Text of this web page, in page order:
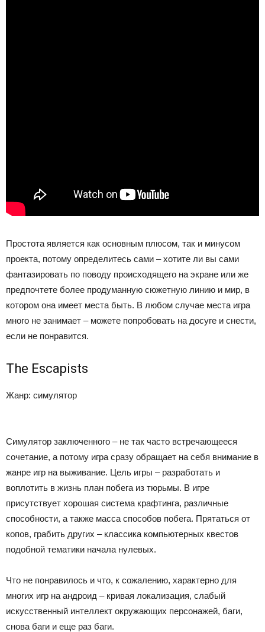
Простота является как основным плюсом, так и минусом
проекта, потому определитесь сами – хотите ли вы сами
фантазировать по поводу происходящего на экране или же
предпочтете более продуманную сюжетную линию и мир, в
котором она имеет места быть. В любом случае места игра
много не занимает – можете попробовать на досуге и снести,
если не понравится.
The Escapists
Жанр: симулятор
Симулятор заключенного – не так часто встречающееся
сочетание, а потому игра сразу обращает на себя внимание в
жанре игр на выживание. Цель игры – разработать и
воплотить в жизнь план побега из тюрьмы. В игре
присутствует хорошая система крафтинга, различные
способности, а также масса способов побега. Прятаться от
копов, грабить других – классика компьютерных квестов
подобной тематики начала нулевых.
Что не понравилось и что, к сожалению, характерно для
многих игр на андроид – кривая локализация, слабый
искусственный интеллект окружающих персонажей, баги,
снова баги и еще раз баги.